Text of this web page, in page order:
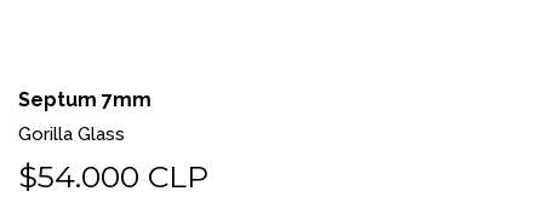
Septum 7mm
Gorilla Glass
$54.000 CLP